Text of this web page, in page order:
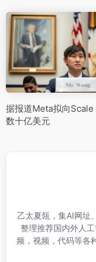
据报道Meta拟向Scale
数十亿美元
乙太夏瓴，集AI网址
整理推荐国内外人
频，视频，代码等各